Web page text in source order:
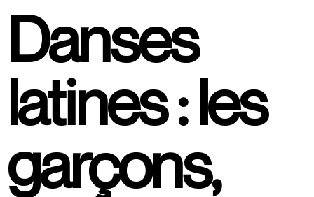
Danses
latines : les
garçons,